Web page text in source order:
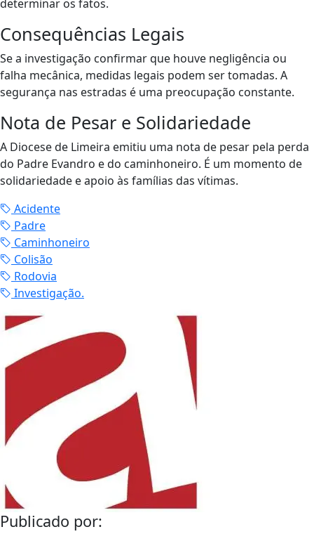
determinar os fatos.
Consequências Legais
Se a investigação confirmar que houve negligência ou
falha mecânica, medidas legais podem ser tomadas. A
segurança nas estradas é uma preocupação constante.
Nota de Pesar e Solidariedade
A Diocese de Limeira emitiu uma nota de pesar pela perda
do Padre Evandro e do caminhoneiro. É um momento de
solidariedade e apoio às famílias das vítimas.
Acidente
Padre
Caminhoneiro
Colisão
Rodovia
Investigação.
Publicado por: